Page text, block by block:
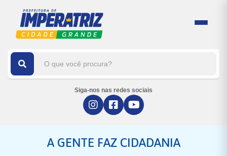
Siga-nos nas redes sociais
A GENTE FAZ CIDADANIA